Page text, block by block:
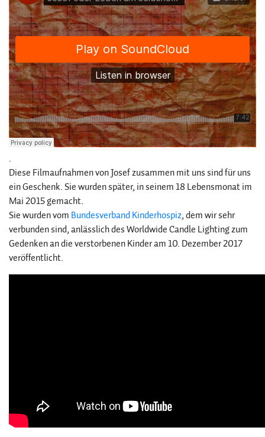
.
Diese Filmaufnahmen von Josef zusammen mit uns sind für uns
ein Geschenk. Sie wurden später, in seinem 18 Lebensmonat im
Mai 2015 gemacht.
Sie wurden vom Bundesverband Kinderhospiz, dem wir sehr
verbunden sind, anlässlich des Worldwide Candle Lighting zum
Gedenken an die verstorbenen Kinder am 10. Dezember 2017
veröffentlicht.